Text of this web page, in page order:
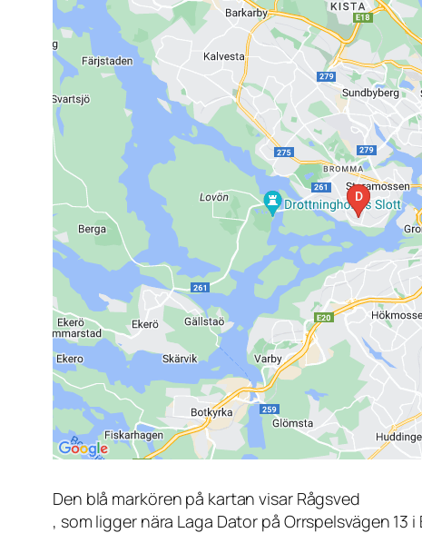
Den blå markören på kartan visar Rågsved
, som ligger nära Laga Dator på Orrspelsvägen 13 i